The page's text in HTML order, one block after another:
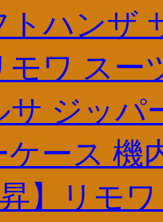
トハンザ
モワ ス
サ ジッパ
ース 機
昇】リモ